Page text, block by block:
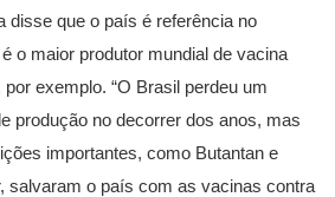
disse que o país é referência no
o maior produtor mundial de vacina
exemplo. “O Brasil perdeu um
produção no decorrer dos anos, mas
importantes, como Butantan e
salvaram o país com as vacinas contra